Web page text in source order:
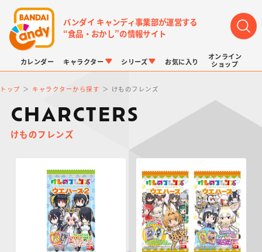
バンダイ キャンディ事業部が運営する
“食品・おかし”の情報サイト
カレンダー キャラクター
プリキュアシリーズ ドラゴンボール
シリーズ
チョコサプ ポケモンキッズ
お気に入り
オンライン
ショップ
トップ キャラクターから探す けものフレンズ
CHARCTERS
けものフレンズ